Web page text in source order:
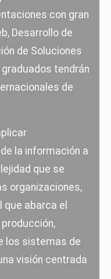
con gran
Desarrollo de
de Soluciones
tendrán
de
la información a
que se
organizaciones,
abarca el
los sistemas de
visión centrada